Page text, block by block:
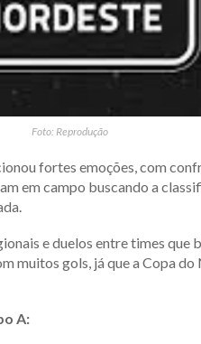
Foto: Reprodução
fortes emoções, com
em campo buscando a
e duelos entre times que
muitos gols, já que a Copa
A: